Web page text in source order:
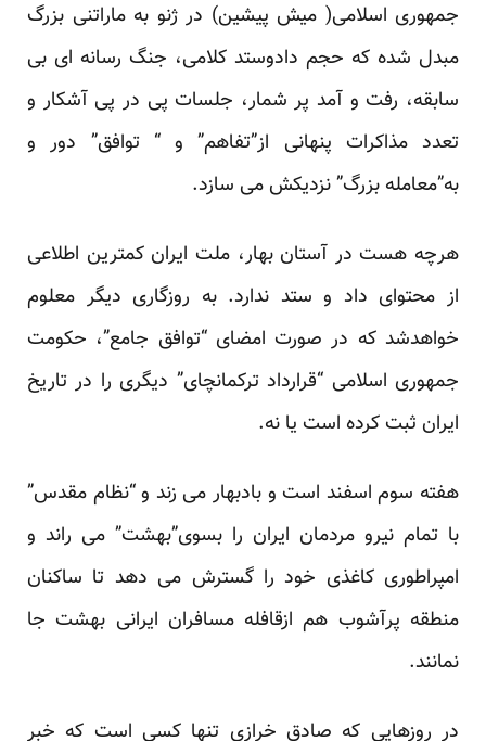
جمهوری اسلامی( میش پیشین) در ژنو به ماراتنی بزرگ
مبدل شده که حجم دادوستد کلامی، جنگ رسانه ای بی
سابقه، رفت و آمد پر شمار، جلسات پی در پی آشکار و
تعدد مذاکرات پنهانی از”تفاهم” و “ توافق” دور و
به”معامله بزرگ” نزدیکش می سازد.
هرچه هست در آستان بهار، ملت ایران کمترین اطلاعی
از محتوای داد و ستد ندارد. به روزگاری دیگر معلوم
خواهدشد که در صورت امضای “توافق جامع”، حکومت
جمهوری اسلامی “قرارداد ترکمانچای” دیگری را در تاریخ
ایران ثبت کرده است یا نه.
هفته سوم اسفند است و بادبهار می زند و “نظام مقدس”
با تمام نیرو مردمان ایران را بسوی”بهشت” می راند و
امپراطوری کاغذی خود را گسترش می دهد تا ساکنان
منطقه پرآشوب هم ازقافله مسافران ایرانی بهشت جا
نمانند.
در روزهایی که صادق خرازی تنها کسی است که خبر